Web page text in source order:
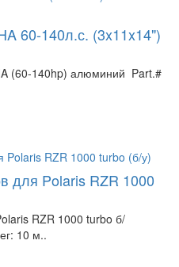
60-140л.с. (3x11x14")
(60-140hp) алюминий Part.#
для Polaris RZR 1000
RZR 1000 turbo б/
10 м..